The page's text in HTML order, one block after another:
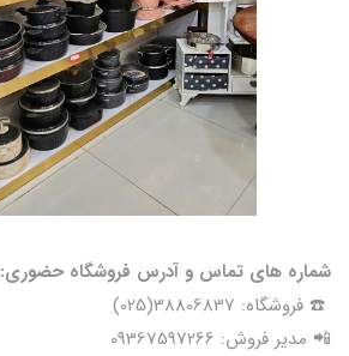
شماره های تماس و آدرس فروشگاه حضوری:
☎️ فروشگاه: 38806837(025)
📲 مدیر فروش: 09367597266